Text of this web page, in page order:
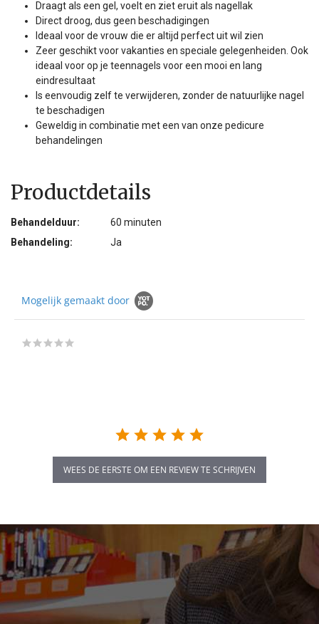
Draagt als een gel, voelt en ziet eruit als nagellak
Direct droog, dus geen beschadigingen
Ideaal voor de vrouw die er altijd perfect uit wil zien
Zeer geschikt voor vakanties en speciale gelegenheiden. Ook
ideaal voor op je teennagels voor een mooi en lang
eindresultaat
Is eenvoudig zelf te verwijderen, zonder de natuurlijke nagel
te beschadigen
Geweldig in combinatie met een van onze pedicure
behandelingen
Productdetails
Behandelduur:
60 minuten
Behandeling:
Ja
Mogelijk gemaakt door
WEES DE EERSTE OM EEN REVIEW TE SCHRIJVEN